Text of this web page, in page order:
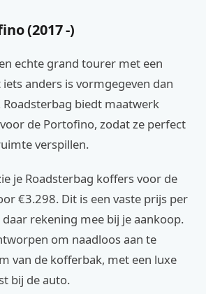
(2017 -)
echte grand tourer met een
anders is vormgegeven dan
Roadsterbag biedt maatwerk
de Portofino, zodat ze perfect
verspillen.
je Roadsterbag koffers voor de
€3.298. Dit is een vaste prijs per
rekening mee bij je aankoop.
om naadloos aan te
van de kofferbak, met een luxe
bij de auto.